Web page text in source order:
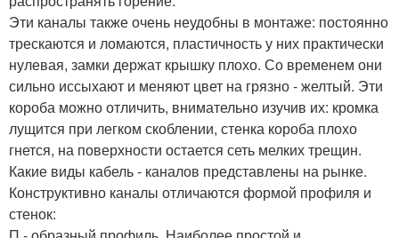
Эти каналы также очень неудобны в монтаже: постоянно
трескаются и ломаются, пластичность у них практически
нулевая, замки держат крышку плохо. Со временем они
сильно иссыхают и меняют цвет на грязно - желтый. Эти
короба можно отличить, внимательно изучив их: кромка
лущится при легком скоблении, стенка короба плохо
гнется, на поверхности остается сеть мелких трещин.
Какие виды кабель - каналов представлены на рынке.
Конструктивно каналы отличаются формой профиля и
стенок: